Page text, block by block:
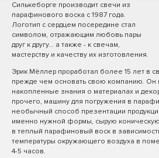
Силькеборге производит свечи из
парафинового воска с 1987 года.
Логотип с сердцем посередине стал
символом, отражающим любовь пары
друг к другу... а также - к свечам,
мастерству и качеству их изготовления.
Эрик Мёллер проработал более 15 лет в
прежде чем основать свою компанию. Он
накопленные знания о материалах и
прочего, машину для погружения в
необычный способ презентации
именно нужной формы, сырую коническую
в теплый парафиновый воск в
температуры окружающего воздуха в
4-5 часов.